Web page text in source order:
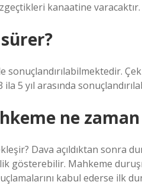
kanaatine varacaktır.
5 yıl arasında
ne
Dava açıldıktan sonra
gösterebilir. Mahkeme
kabul ederse ilk